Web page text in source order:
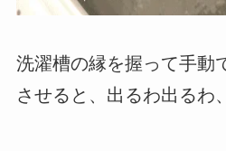
洗濯槽の縁を握って手動
させると、出るわ出るわ